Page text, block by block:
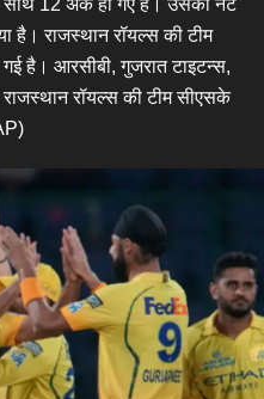
12 अंक हो गए हैं। उसका नेट
है। राजस्थान रॉयल्स की टीम
है। आरसीबी, गुजरात टाइटन्स,
रॉयल्स की टीम सीएसके